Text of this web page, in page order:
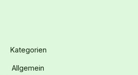
Kategorien
Allgemein